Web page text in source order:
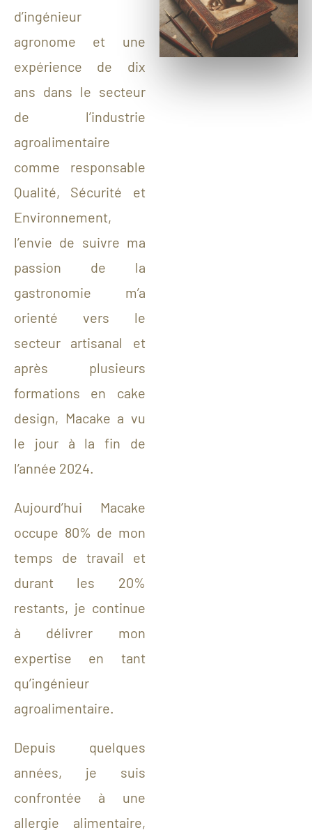
d’ingénieur
agronome et une
expérience de dix
ans dans le secteur
de l’industrie
agroalimentaire
comme responsable
Qualité, Sécurité et
Environnement,
l’envie de suivre ma
passion de la
gastronomie m’a
orienté vers le
secteur artisanal et
après plusieurs
formations en cake
design, Macake a vu
le jour à la fin de
l’année 2024.
Aujourd’hui Macake
occupe 80% de mon
temps de travail et
durant les 20%
restants, je continue
à délivrer mon
expertise en tant
qu’ingénieur
agroalimentaire.
Depuis quelques
années, je suis
confrontée à une
allergie alimentaire,